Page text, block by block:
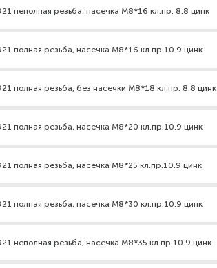
неполная резьба, насечка М8*16 кл.пр. 8.8 цинк
полная резьба, насечка М8*16 кл.пр.10.9 цинк
полная резьба, без насечки М8*18 кл.пр. 8.8 цинк
полная резьба, насечка М8*20 кл.пр.10.9 цинк
полная резьба, насечка М8*25 кл.пр.10.9 цинк
полная резьба, насечка М8*30 кл.пр.10.9 цинк
неполная резьба, насечка М8*35 кл.пр.10.9 цинк